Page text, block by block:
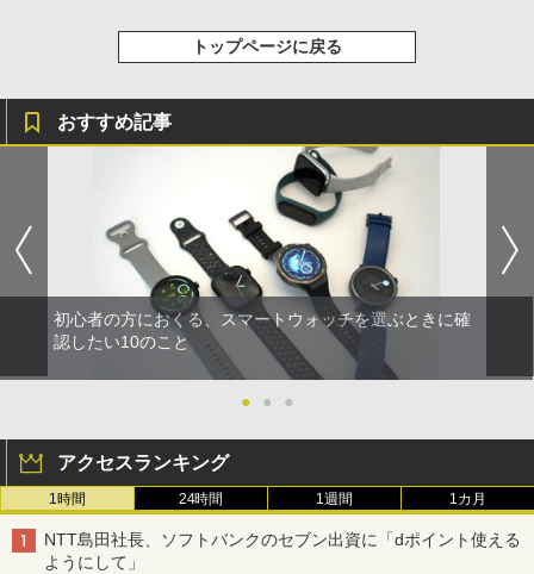
トップページに戻る
おすすめ記事
初心者の方におくる、スマートウォッチを選ぶときに確
認したい10のこと
● ● ●
アクセスランキング
1時間 24時間 1週間 1カ月
NTT島田社長、ソフトバンクのセブン出資に「dポイント使える
ようにして」